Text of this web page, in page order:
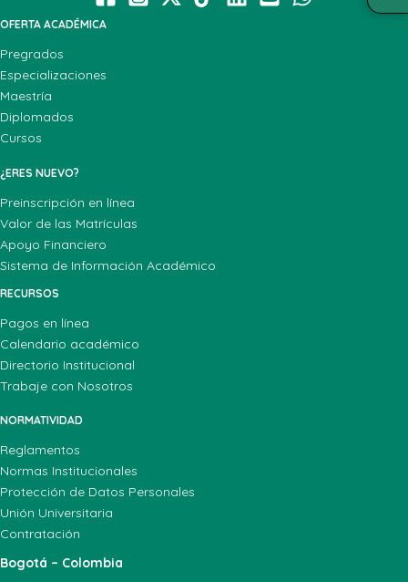
OFERTA ACADÉMICA
Pregrados
Especializaciones
Maestría
Diplomados
Cursos
¿ERES NUEVO?
Preinscripción en línea
Valor de las Matrículas
Apoyo Financiero
Sistema de Información Académico
RECURSOS
Pagos en línea
Calendario académico
Directorio Institucional
Trabaje con Nosotros
NORMATIVIDAD
Reglamentos
Normas Institucionales
Protección de Datos Personales
Unión Universitaria
Contratación
Bogotá – Colombia